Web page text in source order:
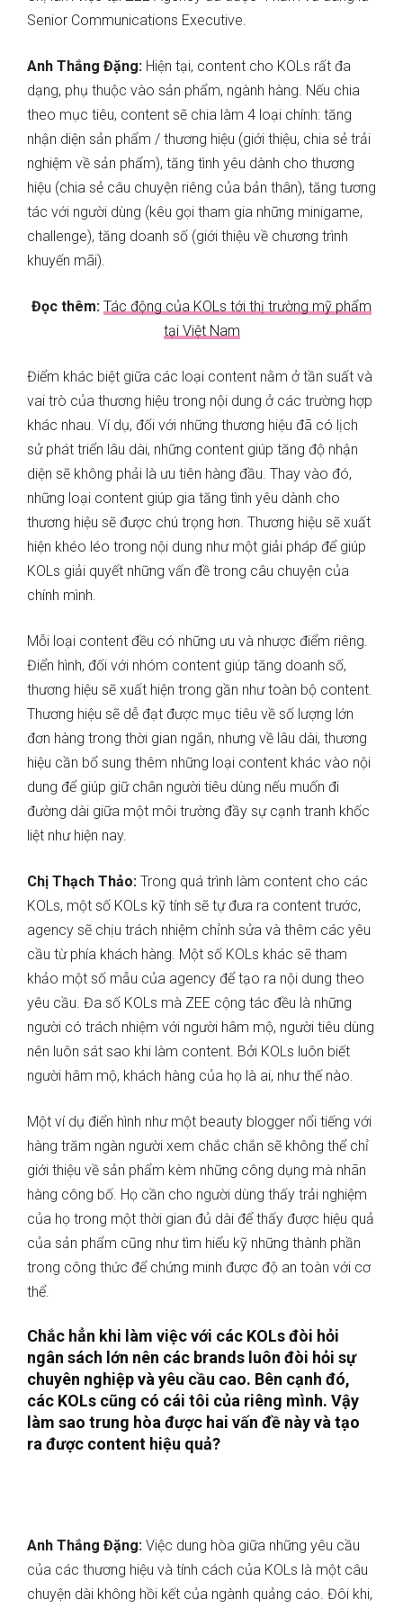
Senior Communications Executive.
Anh Thắng Đặng: Hiện tại, content cho KOLs rất đa
dạng, phụ thuộc vào sản phẩm, ngành hàng. Nếu chia
theo mục tiêu, content sẽ chia làm 4 loại chính: tăng
nhận diện sản phẩm / thương hiệu (giới thiệu, chia sẻ trải
nghiệm về sản phẩm), tăng tình yêu dành cho thương
hiệu (chia sẻ câu chuyện riêng của bản thân), tăng tương
tác với người dùng (kêu gọi tham gia những minigame,
challenge), tăng doanh số (giới thiệu về chương trình
khuyến mãi).
Đọc thêm: Tác động của KOLs tới thị trường mỹ phẩm
tại Việt Nam
Điểm khác biệt giữa các loại content nằm ở tần suất và
vai trò của thương hiệu trong nội dung ở các trường hợp
khác nhau. Ví dụ, đối với những thương hiệu đã có lịch
sử phát triển lâu dài, những content giúp tăng độ nhận
diện sẽ không phải là ưu tiên hàng đầu. Thay vào đó,
những loại content giúp gia tăng tình yêu dành cho
thương hiệu sẽ được chú trọng hơn. Thương hiệu sẽ xuất
hiện khéo léo trong nội dung như một giải pháp để giúp
KOLs giải quyết những vấn đề trong câu chuyện của
chính mình.
Mỗi loại content đều có những ưu và nhược điểm riêng.
Điển hình, đối với nhóm content giúp tăng doanh số,
thương hiệu sẽ xuất hiện trong gần như toàn bộ content.
Thương hiệu sẽ dễ đạt được mục tiêu về số lượng lớn
đơn hàng trong thời gian ngắn, nhưng về lâu dài, thương
hiệu cần bổ sung thêm những loại content khác vào nội
dung để giúp giữ chân người tiêu dùng nếu muốn đi
đường dài giữa một môi trường đầy sự cạnh tranh khốc
liệt như hiện nay.
Chị Thạch Thảo: Trong quá trình làm content cho các
KOLs, một số KOLs kỹ tính sẽ tự đưa ra content trước,
agency sẽ chịu trách nhiệm chỉnh sửa và thêm các yêu
cầu từ phía khách hàng. Một số KOLs khác sẽ tham
khảo một số mẫu của agency để tạo ra nội dung theo
yêu cầu. Đa số KOLs mà ZEE cộng tác đều là những
người có trách nhiệm với người hâm mộ, người tiêu dùng
nên luôn sát sao khi làm content. Bởi KOLs luôn biết
người hâm mộ, khách hàng của họ là ai, như thế nào.
Một ví dụ điển hình như một beauty blogger nổi tiếng với
hàng trăm ngàn người xem chắc chắn sẽ không thể chỉ
giới thiệu về sản phẩm kèm những công dụng mà nhãn
hàng công bố. Họ cần cho người dùng thấy trải nghiệm
của họ trong một thời gian đủ dài để thấy được hiệu quả
của sản phẩm cũng như tìm hiểu kỹ những thành phần
trong công thức để chứng minh được độ an toàn với cơ
thể.
Chắc hẳn khi làm việc với các KOLs đòi hỏi
ngân sách lớn nên các brands luôn đòi hỏi sự
chuyên nghiệp và yêu cầu cao. Bên cạnh đó,
các KOLs cũng có cái tôi của riêng mình. Vậy
làm sao trung hòa được hai vấn đề này và tạo
ra được content hiệu quả?
Anh Thắng Đặng: Việc dung hòa giữa những yêu cầu
của các thương hiệu và tính cách của KOLs là một câu
chuyện dài không hồi kết của ngành quảng cáo. Đôi khi,